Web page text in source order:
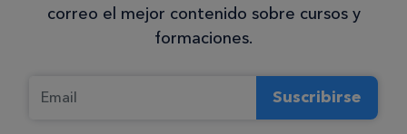
correo el mejor contenido sobre cursos y
formaciones.
Suscribirse